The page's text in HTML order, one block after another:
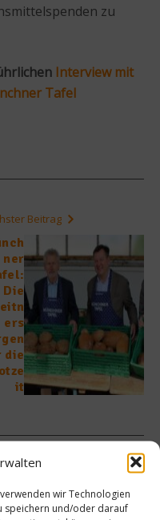
wir Technologien
speichern und/oder darauf
zu
Interview mit
Tafel
Beitrag
ner
Die
ers
die
it